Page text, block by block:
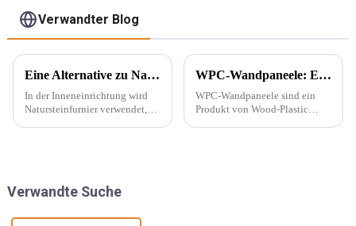
Verwandter Blog
Eine Alternative zu Naturstein – PU-Stein
In der Inneneinrichtung wird
Natursteinfurnier verwendet,
interessiert.
WPC-Wandpaneele: Ein neuer Baustofftyp
WPC-Wandpaneele sind ein
Produkt von Wood-Plastic
Verwandte Suche